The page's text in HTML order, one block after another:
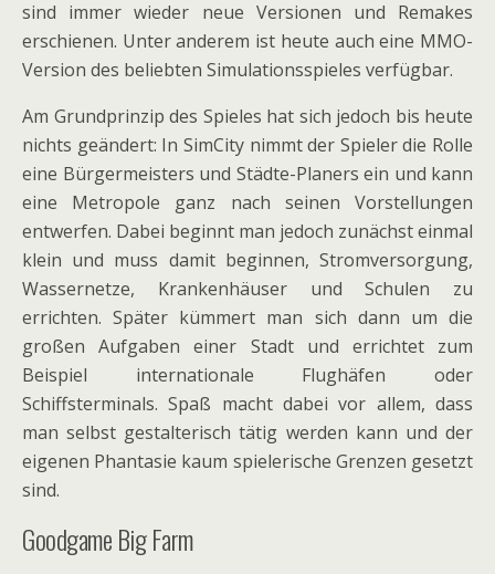
sind immer wieder neue Versionen und Remakes
erschienen. Unter anderem ist heute auch eine MMO-
Version des beliebten Simulationsspieles verfügbar.
Am Grundprinzip des Spieles hat sich jedoch bis heute
nichts geändert: In SimCity nimmt der Spieler die Rolle
eine Bürgermeisters und Städte-Planers ein und kann
eine Metropole ganz nach seinen Vorstellungen
entwerfen. Dabei beginnt man jedoch zunächst einmal
klein und muss damit beginnen, Stromversorgung,
Wassernetze, Krankenhäuser und Schulen zu
errichten. Später kümmert man sich dann um die
großen Aufgaben einer Stadt und errichtet zum
Beispiel internationale Flughäfen oder
Schiffsterminals. Spaß macht dabei vor allem, dass
man selbst gestalterisch tätig werden kann und der
eigenen Phantasie kaum spielerische Grenzen gesetzt
sind.
Goodgame Big Farm